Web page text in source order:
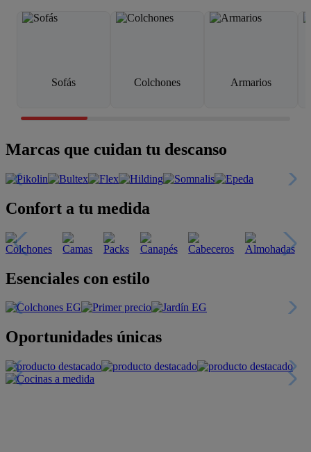
Sofás Colchones Armarios
Marcas que cuidan tu descanso
Confort a tu medida
Esenciales con estilo
Oportunidades únicas